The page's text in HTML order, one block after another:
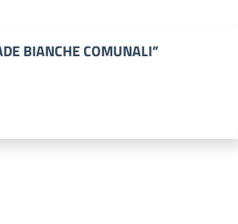
BIANCHE COMUNALI”